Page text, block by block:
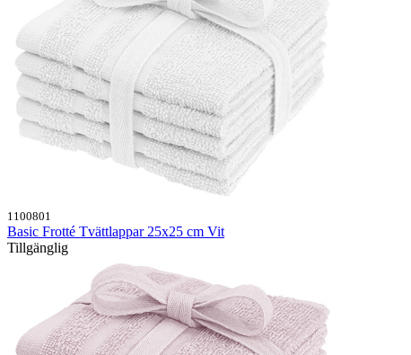
1100801
Basic Frotté Tvättlappar 25x25 cm Vit
Tillgänglig